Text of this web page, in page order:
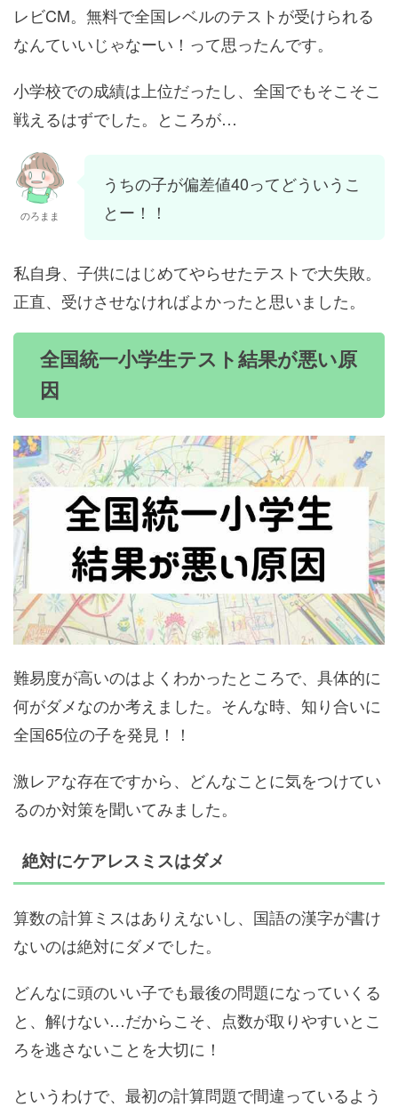
レビCM。無料で全国レベルのテストが受けられる
なんていいじゃなーい！って思ったんです。
小学校での成績は上位だったし、全国でもそこそこ
戦えるはずでした。ところが…
のろまま
うちの子が偏差値40ってどういうこ
とー！！
私自身、子供にはじめてやらせたテストで大失敗。
正直、受けさせなければよかったと思いました。
全国統一小学生テスト結果が悪い原
因
難易度が高いのはよくわかったところで、具体的に
何がダメなのか考えました。そんな時、知り合いに
全国65位の子を発見！！
激レアな存在ですから、どんなことに気をつけてい
るのか対策を聞いてみました。
絶対にケアレスミスはダメ
算数の計算ミスはありえないし、国語の漢字が書け
ないのは絶対にダメでした。
どんなに頭のいい子でも最後の問題になっていくる
と、解けない…だからこそ、点数が取りやすいとこ
ろを逃さないことを大切に！
というわけで、最初の計算問題で間違っているよう